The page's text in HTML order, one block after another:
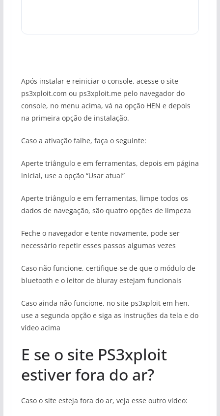
Após instalar e reiniciar o console, acesse o site
ps3xploit.com ou ps3xploit.me pelo navegador do
console, no menu acima, vá na opção HEN e depois
na primeira opção de instalação.
Caso a ativação falhe, faça o seguinte:
Aperte triângulo e em ferramentas, depois em página
inicial, use a opção “Usar atual”
Aperte triângulo e em ferramentas, limpe todos os
dados de navegação, são quatro opções de limpeza
Feche o navegador e tente novamente, pode ser
necessário repetir esses passos algumas vezes
Caso não funcione, certifique-se de que o módulo de
bluetooth e o leitor de bluray estejam funcionais
Caso ainda não funcione, no site ps3xploit em hen,
use a segunda opção e siga as instruções da tela e do
vídeo acima
E se o site PS3xploit
estiver fora do ar?
Caso o site esteja fora do ar, veja esse outro vídeo: